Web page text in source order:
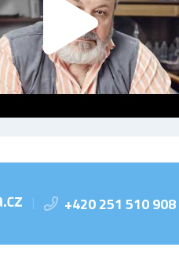
| +420 251 510 908